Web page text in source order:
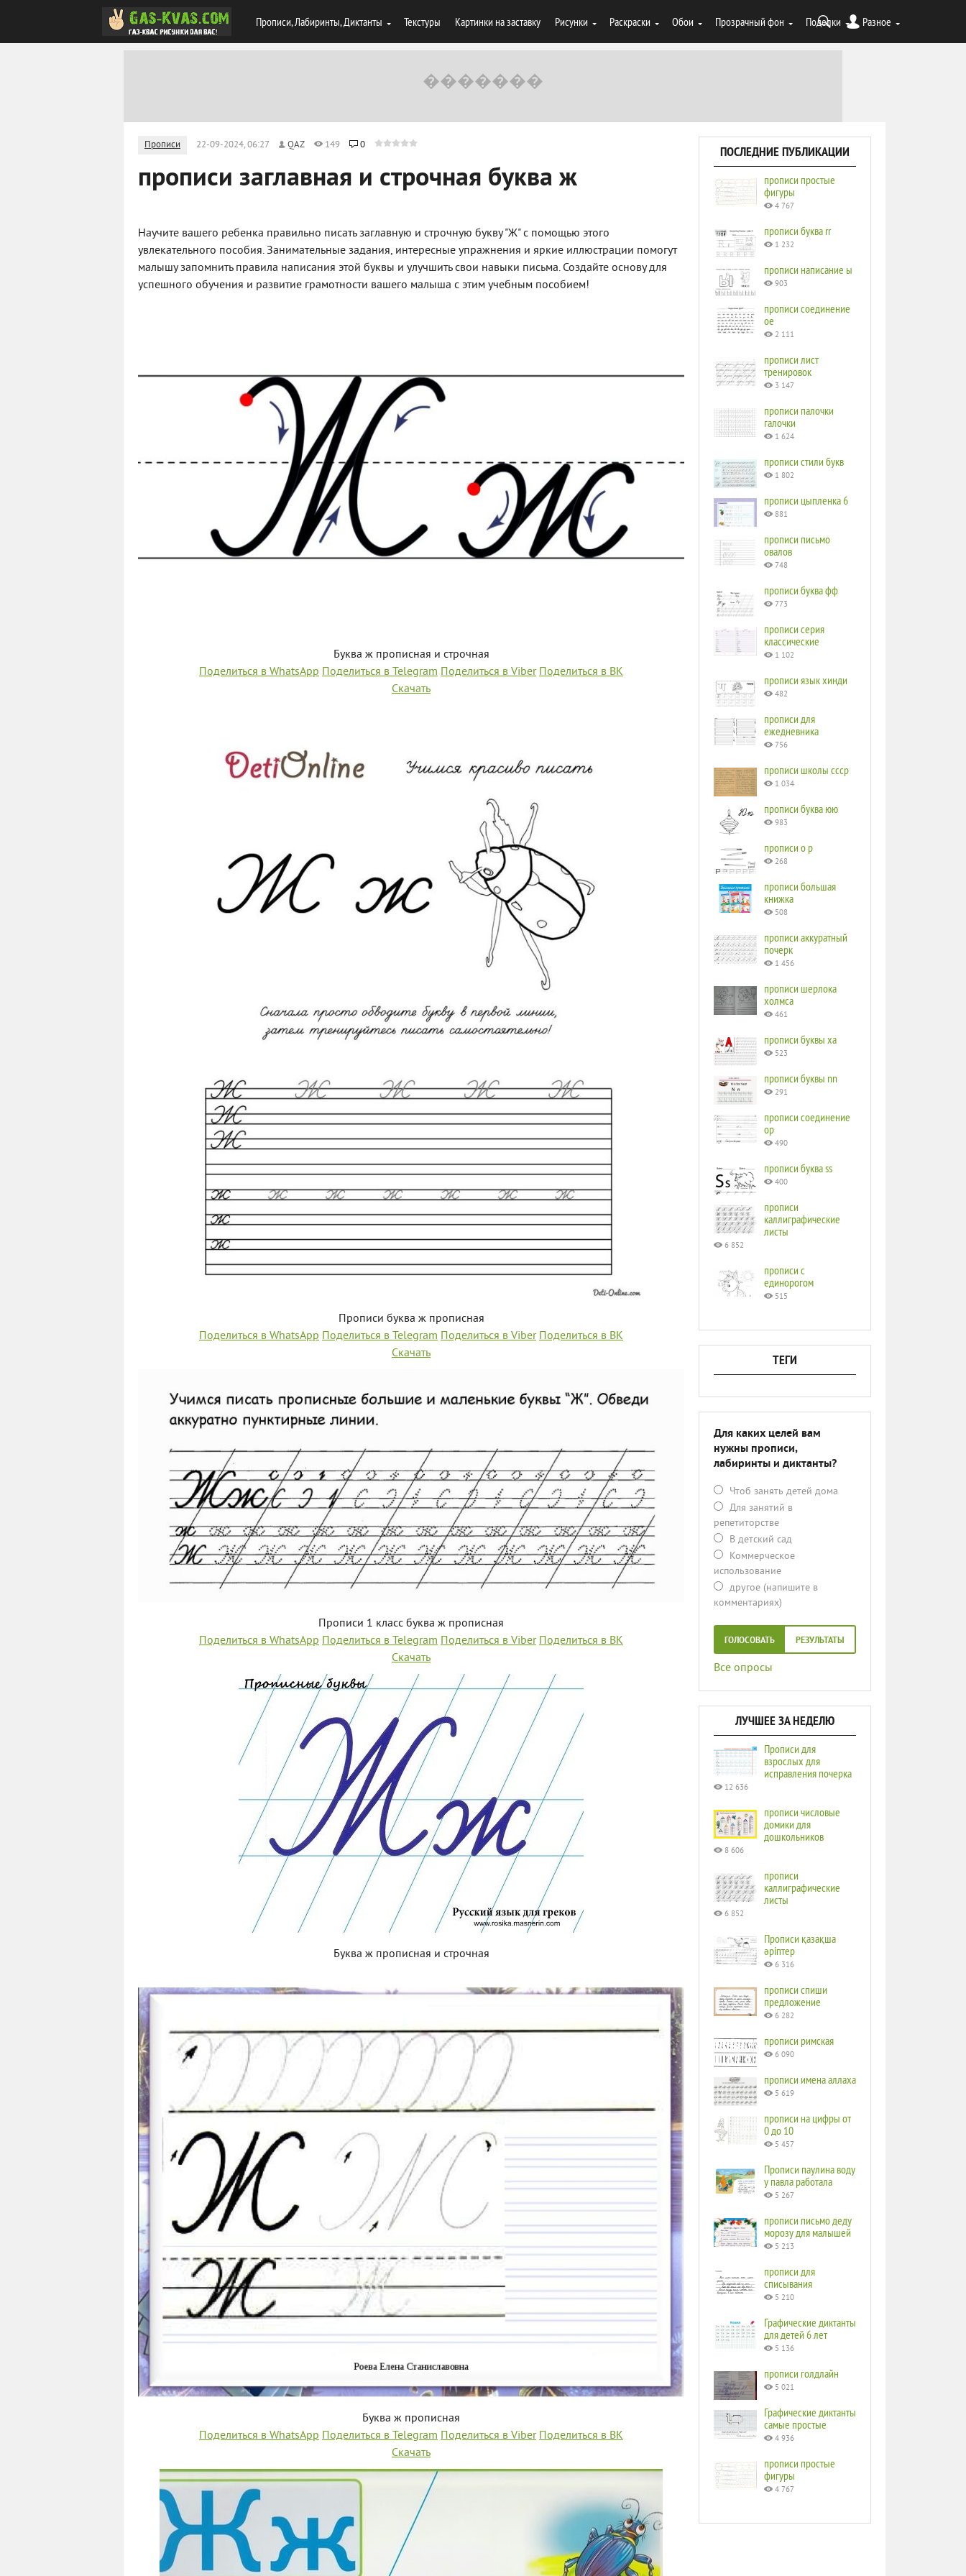
Прописи, Лабиринты, Диктанты Текстуры Картинки на заставку Рисунки Раскраски Обои Прозрачный фон Поделки Разное
Прописи 22-09-2024, 06:27 QAZ 149 0
прописи заглавная и строчная буква ж
Научите вашего ребенка правильно писать заглавную и строчную букву "Ж" с помощью этого
увлекательного пособия. Занимательные задания, интересные упражнения и яркие иллюстрации помогут
малышу запомнить правила написания этой буквы и улучшить свои навыки письма. Создайте основу для
успешного обучения и развитие грамотности вашего малыша с этим учебным пособием!
Буква ж прописная и строчная
Поделиться в WhatsApp Поделиться в Telegram Поделиться в Viber Поделиться в ВК
Скачать
Прописи буква ж прописная
Поделиться в WhatsApp Поделиться в Telegram Поделиться в Viber Поделиться в ВК
Скачать
Прописи 1 класс буква ж прописная
Поделиться в WhatsApp Поделиться в Telegram Поделиться в Viber Поделиться в ВК
Скачать
Буква ж прописная и строчная
Буква ж прописная
Поделиться в WhatsApp Поделиться в Telegram Поделиться в Viber Поделиться в ВК
Скачать
ПОСЛЕДНИЕ ПУБЛИКАЦИИ
прописи простые
фигуры
4 767
прописи буква rr
1 232
прописи написание ы
903
прописи соединение
ое
2 111
прописи лист
тренировок
3 147
прописи палочки
галочки
1 624
прописи стили букв
1 802
прописи цыпленка 6
881
прописи письмо
овалов
748
прописи буква фф
773
прописи серия
классические
1 102
прописи язык хинди
482
прописи для
ежедневника
756
прописи школы ссср
1 034
прописи буква юю
983
прописи o p
268
прописи большая
книжка
508
прописи аккуратный
почерк
1 456
прописи шерлока
холмса
461
прописи буквы ха
523
прописи буквы nn
291
прописи соединение
ор
490
прописи буква ss
400
прописи
каллиграфические
листы
6 852
прописи с
единорогом
515
ТЕГИ
Для каких целей вам
нужны прописи,
лабиринты и диктанты?
Чтоб занять детей дома
Для занятий в
репетиторстве
В детский сад
Коммерческое
использование
другое (напишите в
комментариях)
ГОЛОСОВАТЬ РЕЗУЛЬТАТЫ
Все опросы
ЛУЧШЕЕ ЗА НЕДЕЛЮ
Прописи для
взрослых для
исправления почерка
12 636
прописи числовые
домики для
дошкольников
8 606
прописи
каллиграфические
листы
6 852
Прописи қазақша
әріптер
6 316
прописи спиши
предложение
6 282
прописи римская
6 090
прописи имена аллаха
5 619
прописи на цифры от
0 до 10
5 457
Прописи паулина воду
у павла работала
5 267
прописи письмо деду
морозу для малышей
5 213
прописи для
списывания
5 210
Графические диктанты
для детей 6 лет
5 136
прописи голдлайн
5 021
Графические диктанты
самые простые
4 936
прописи простые
фигуры
4 767